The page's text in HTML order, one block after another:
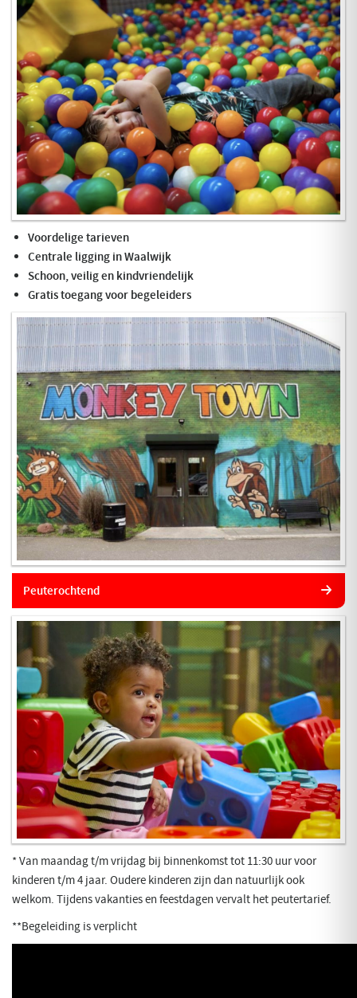
Voordelige tarieven
Centrale ligging in Waalwijk
Schoon, veilig en kindvriendelijk
Gratis toegang voor begeleiders
Peuterochtend
* Van maandag t/m vrijdag bij binnenkomst tot 11:30 uur voor
kinderen t/m 4 jaar. Oudere kinderen zijn dan natuurlijk ook
welkom. Tijdens vakanties en feestdagen vervalt het peutertarief.
**Begeleiding is verplicht